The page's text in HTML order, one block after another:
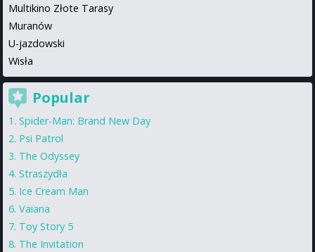
Multikino Złote Tarasy
Muranów
U-jazdowski
Wisła
Popular
Spider-Man: Brand New Day
Psi Patrol
The Odyssey
Straszydła
Ice Cream Man
Vaiana
Toy Story 5
The Invitation